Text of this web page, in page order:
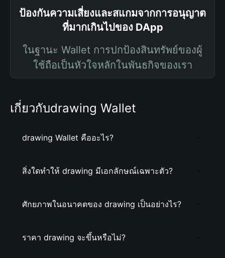
ป้องกันความเสี่ยงและสแกมจากการอนุญาต
ที่มากเกินไปของ DApp
ในฐานะ Wallet การปกป้องสินทรัพย์ของผู้
ใช้ถือเป็นหัวใจหลักในพันธกิจของเรา
เกี่ยวกับdrawing Wallet
drawing Wallet คืออะไร?
สิ่งใดทำให้ drawing มีเอกลักษณ์เฉพาะตัว?
ศักยภาพในอนาคตของ drawing เป็นอย่างไร?
ราคา drawing จะขึ้นหรือไม่?